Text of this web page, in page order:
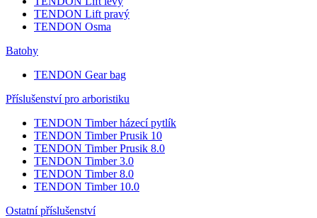
TENDON Lift pravý
TENDON Osma
Batohy
TENDON Gear bag
Příslušenství pro arboristiku
TENDON Timber házecí pytlík
TENDON Timber Prusik 10
TENDON Timber Prusik 8.0
TENDON Timber 3.0
TENDON Timber 8.0
TENDON Timber 10.0
Ostatní příslušenství